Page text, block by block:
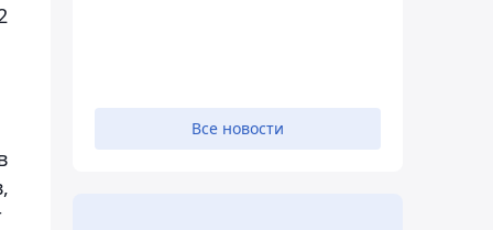
Все новости